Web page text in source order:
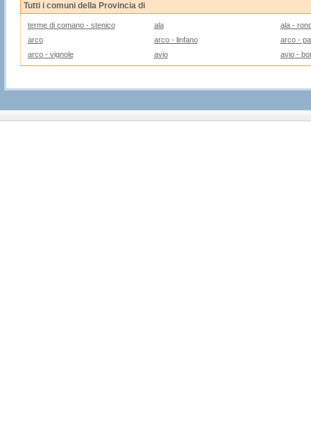
Tutti i comuni della Provincia di
terme di comano - stenico ala
ala -
arco
arco - linfano
arco -
arco - vignole
avio avio -